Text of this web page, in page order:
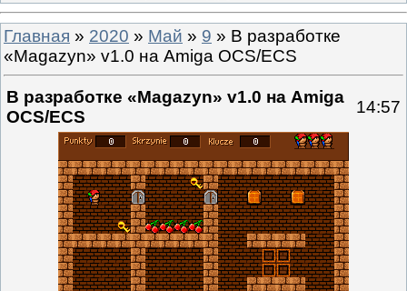
Главная » 2020 » Май » 9 » В разработке
«Magazyn» v1.0 на Amiga OCS/ECS
В разработке «Magazyn» v1.0 на Amiga
OCS/ECS
14:57